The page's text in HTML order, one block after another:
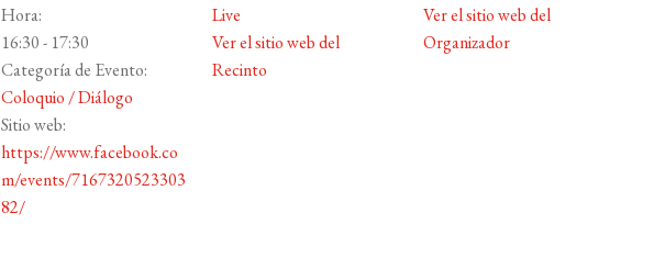
Hora:
16:30 - 17:30
Categoría de Evento:
Coloquio / Diálogo
Sitio web:
https://www.facebook.co
m/events/7167320523303
82/
Live
Ver el sitio web del
Recinto
Ver el sitio web del
Organizador